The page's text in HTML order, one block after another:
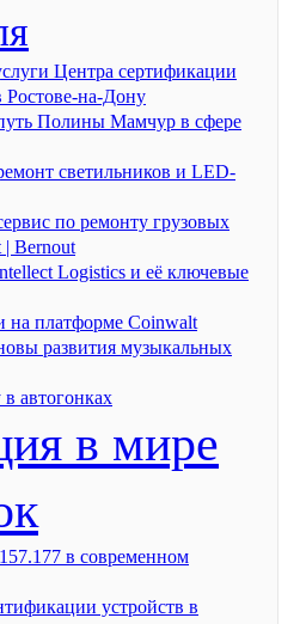
Центра сертификации
на-Дону
Полины Мамчур в сфере
светильников и LED-
по ремонту грузовых
| Bernout
Logistics и её ключевые
на платформе Coinwalt
развития музыкальных
автогонках
в мире
в современном
устройств в